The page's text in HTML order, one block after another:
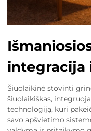
integracija
Šiuolaikinė stovinti
šiuolaikiškas,
technologiją, kuri
savo apšvietimo